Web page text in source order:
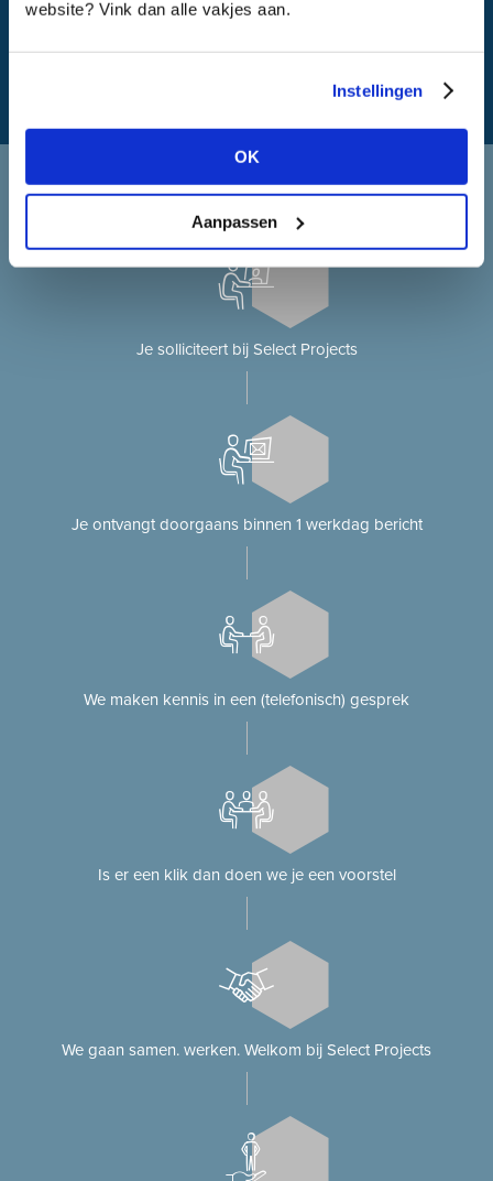
website? Vink dan alle vakjes aan.
Instellingen
OK
Aanpassen
Solliciteren bij Select Projects
Je solliciteert op onze website?
Je solliciteert bij Select Projects
Je ontvangt doorgaans binnen 1 werkdag bericht
We maken kennis in een (telefonisch) gesprek
Is er een klik dan doen we je een voorstel
We gaan samen. werken. Welkom bij Select Projects